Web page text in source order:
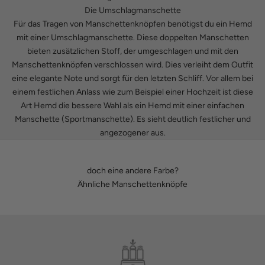
Die Umschlagmanschette
Für das Tragen von Manschettenknöpfen benötigst du ein Hemd
mit einer Umschlagmanschette. Diese doppelten Manschetten
bieten zusätzlichen Stoff, der umgeschlagen und mit den
Manschettenknöpfen verschlossen wird. Dies verleiht dem Outfit
eine elegante Note und sorgt für den letzten Schliff. Vor allem bei
einem festlichen Anlass wie zum Beispiel einer Hochzeit ist diese
Art Hemd die bessere Wahl als ein Hemd mit einer einfachen
Manschette (Sportmanschette). Es sieht deutlich festlicher und
angezogener aus.
doch eine andere Farbe?
Ähnliche Manschettenknöpfe